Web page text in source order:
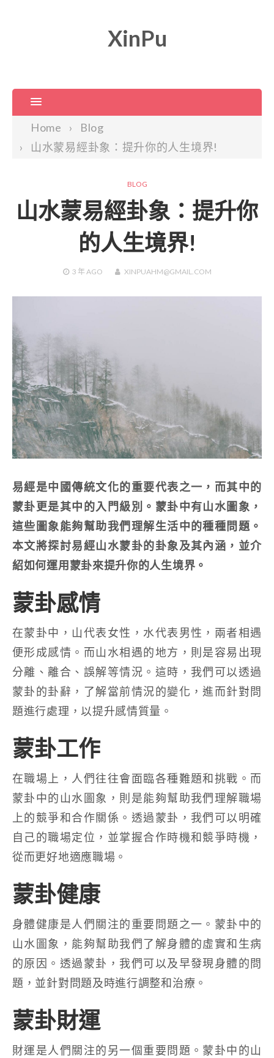
XinPu
Home
Blog
山水蒙易經卦象：提升你的人生境界!
BLOG
山水蒙易經卦象：提升你
的人生境界!
3 年AGO XINPUAHM@GMAIL.COM
易經是中國傳統文化的重要代表之一，而其中的
蒙卦更是其中的入門級別。蒙卦中有山水圖象，
這些圖象能夠幫助我們理解生活中的種種問題。
本文將探討易經山水蒙卦的卦象及其內涵，並介
紹如何運用蒙卦來提升你的人生境界。
蒙卦感情
在蒙卦中，山代表女性，水代表男性，兩者相遇
便形成感情。而山水相遇的地方，則是容易出現
分離、離合、誤解等情況。這時，我們可以透過
蒙卦的卦辭，了解當前情況的變化，進而針對問
題進行處理，以提升感情質量。
蒙卦工作
在職場上，人們往往會面臨各種難題和挑戰。而
蒙卦中的山水圖象，則是能夠幫助我們理解職場
上的競爭和合作關係。透過蒙卦，我們可以明確
自己的職場定位，並掌握合作時機和競爭時機，
從而更好地適應職場。
蒙卦健康
身體健康是人們關注的重要問題之一。蒙卦中的
山水圖象，能夠幫助我們了解身體的虛實和生病
的原因。透過蒙卦，我們可以及早發現身體的問
題，並針對問題及時進行調整和治療。
蒙卦財運
財運是人們關注的另一個重要問題。蒙卦中的山